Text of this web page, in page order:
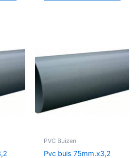
PVC Buizen
Pvc buis 75mm.x3,2